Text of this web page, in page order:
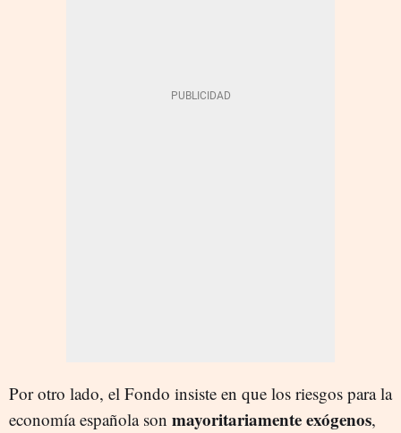
Por otro lado, el Fondo insiste en que los riesgos para la
economía española son mayoritariamente exógenos,